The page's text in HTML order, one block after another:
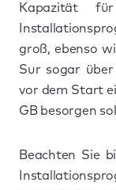
Kapazität
groß, ebenso
Sur sogar über
vor dem Start
GB besorgen
Beachten Sie